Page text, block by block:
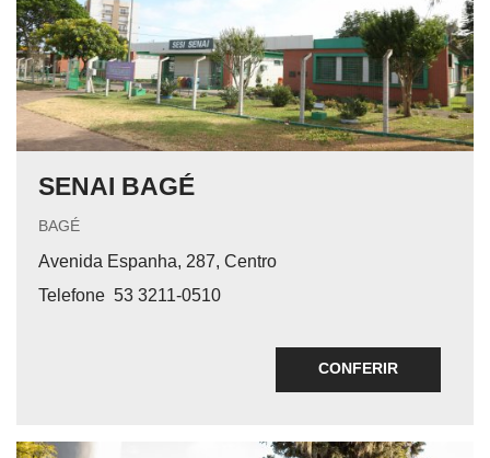
SENAI BAGÉ
BAGÉ
Avenida Espanha, 287, Centro
Telefone 53 3211-0510
CONFERIR